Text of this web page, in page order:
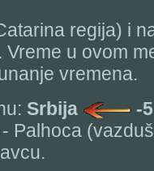
regija) i
Vreme u ovom
vremena.
Srbija
-
Palhoca